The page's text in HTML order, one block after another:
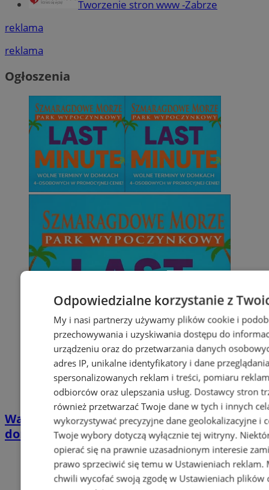
Tworzenie stron www -Zabrze
reklama
reklama
Ogłoszenia
Wakacyjny wypoczynek nad Bałtykiem w
domkach Szmaragdowe Morze
Odpowiedzialne korzystanie z
My i nasi partnerzy używamy plików cookie i
przechowywania i uzyskiwania dostępu do
urządzeniu oraz do przetwarzania danych
adres IP, unikalne identyfikatory i dane
spersonalizowanych reklam i treści, pomiaru
odbiorców oraz ulepszania usług. Dostawcy stron
również przetwarzać Twoje dane w tych i innych
wykorzystywać precyzyjne dane geolokalizacyjne i
Twoje wybory dotyczą wyłącznie tej witryny.
opierać się na prawnie uzasadnionym interesie
prawo sprzeciwić się temu w Ustawieniach reklam.
chwili wycofać swoją zgodę w Ustawieniach plików